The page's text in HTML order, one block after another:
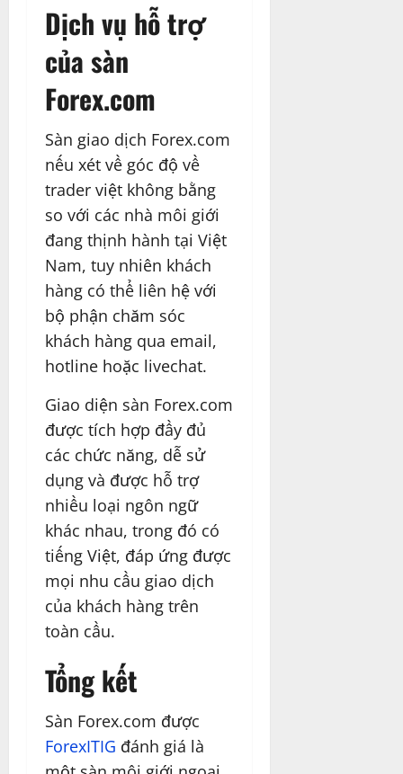
Dịch vụ hỗ trợ
của sàn
Forex.com
Sàn giao dịch Forex.com
nếu xét về góc độ về
trader việt không bằng
so với các nhà môi giới
đang thịnh hành tại Việt
Nam, tuy nhiên khách
hàng có thể liên hệ với
bộ phận chăm sóc
khách hàng qua email,
hotline hoặc livechat.
Giao diện sàn Forex.com
được tích hợp đầy đủ
các chức năng, dễ sử
dụng và được hỗ trợ
nhiều loại ngôn ngữ
khác nhau, trong đó có
tiếng Việt, đáp ứng được
mọi nhu cầu giao dịch
của khách hàng trên
toàn cầu.
Tổng kết
Sàn Forex.com được
ForexITIG đánh giá là